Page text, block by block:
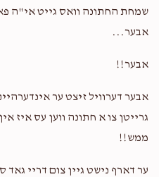
$20.00
$5.00
שמחת החתונה וואס גייט אי"ה
אבער...
אבער!!
אבער דערוויל זיצט ער
גרייטן צו א חתונה ווען עס איז
ממש!!
ער דארף נישט גיין צום דריי גאד